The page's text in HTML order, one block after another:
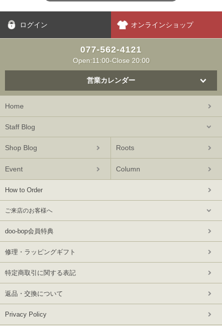
ログイン オンラインショップ
077-562-4121
Open:11:00-Close 20:00
営業カレンダー
Home
Staff Blog
Shop Blog Roots
Event Column
How to Order
ご来店のお客様へ
doo-bop会員特典
修理・ラッピングギフト
特定商取引に関する表記
返品・交換について
Privacy Policy